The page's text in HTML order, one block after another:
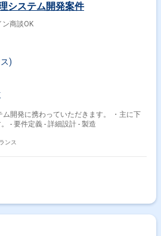
システム開発案件
ン商談OK
)
開発に携わっていただきます。 ・主に下
記作業をご担当いただきます。 - 要件定義 - 詳細設計 - 製造
ンス